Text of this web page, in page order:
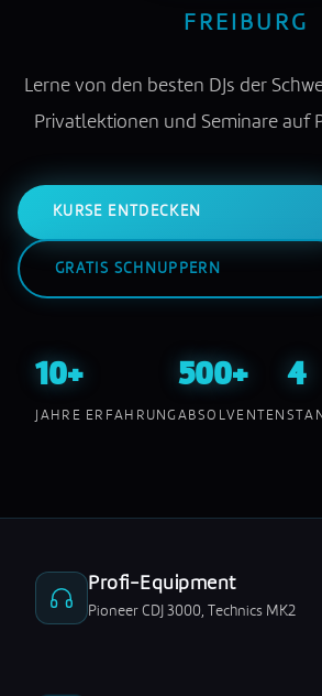
FREIBURG
Lerne von den besten DJs der
Privatlektionen und Seminare auf
KURSE ENTDECKEN
GRATIS SCHNUPPERN
10+
JAHRE ERFAHRUNG
500+
ABSOLVENTEN
4
Profi-Equipment
Pioneer CDJ 3000, Technics MK2